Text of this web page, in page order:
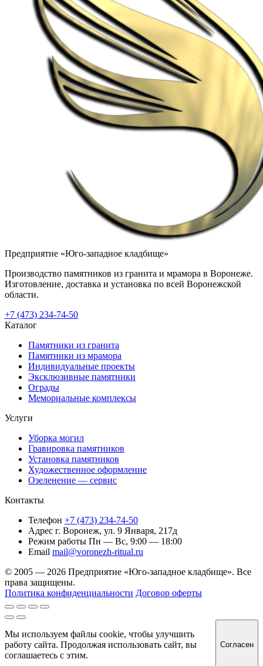
Предприятие «Юго-западное кладбище»
Производство памятников из гранита и мрамора в Воронеже.
Изготовление, доставка и установка по всей Воронежской
области.
+7 (473) 234-74-50
Каталог
Памятники из гранита
Памятники из мрамора
Индивидуальные проекты
Эксклюзивные памятники
Ограды
Мемориальные комплексы
Услуги
Уборка могил
Гравировка памятников
Установка памятников
Художественное оформление
Озеленение — сервис
Контакты
Телефон +7 (473) 234-74-50
Адрес г. Воронеж, ул. 9 Января, 217д
Режим работы Пн — Вс, 9:00 — 18:00
Email mail@voronezh-ritual.ru
© 2005 — 2026 Предприятие «Юго-западное кладбище». Все
права защищены.
Политика конфиденциальности Договор оферты
Мы используем файлы cookie, чтобы улучшить
работу сайта. Продолжая использовать сайт, вы
соглашаетесь с этим.
Согласен